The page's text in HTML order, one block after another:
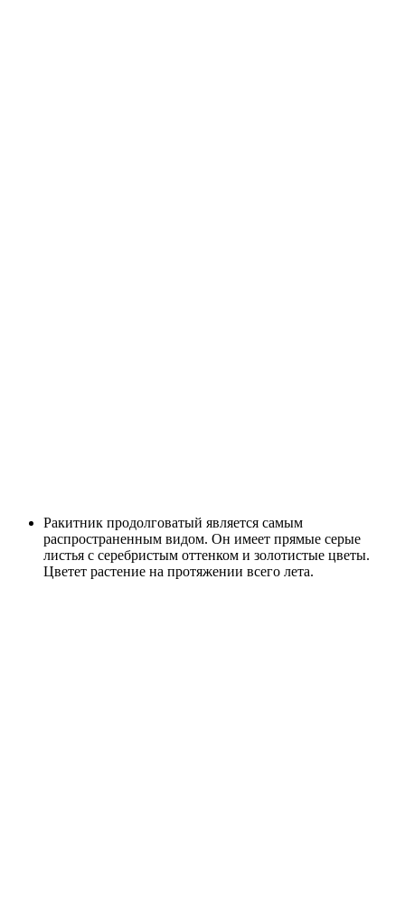
Ракитник продолговатый является самым
распространенным видом. Он имеет прямые серые
листья с серебристым оттенком и золотистые цветы.
Цветет растение на протяжении всего лета.